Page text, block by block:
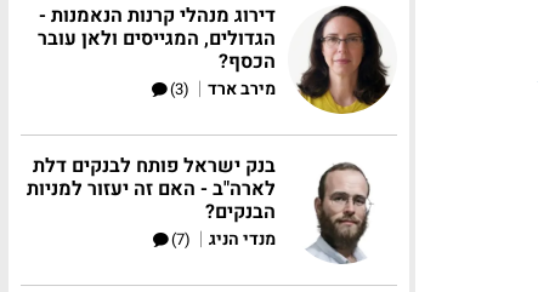
דירוג מנהלי קרנות הנאמנות -
הגדולים, המגייסים ולאן עובר
הכסף?
מירב ארד |
(3)
בנק ישראל פותח לבנקים דלת
לארה"ב - האם זה יעזור למניות
הבנקים?
מנדי הניג |
(7)